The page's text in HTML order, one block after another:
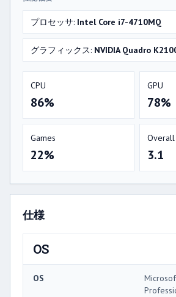
プロセッサ: Intel Core i7-4710MQ
グラフィックス: NVIDIA Quadro
CPU
86%
GPU
78%
Games
22%
Overall
3.1
仕様
OS
OS